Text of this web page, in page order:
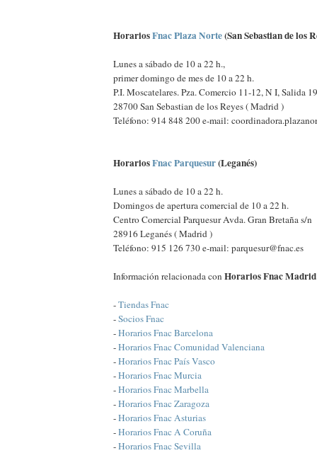
HorariosFnac Plaza Norte(San Sebastian de los
Lunes a sábado de 10 a 22 h.,
primer domingo de mes de 10 a 22 h.
P.I. Moscatelares. Pza. Comercio 11-12, N I, Salida 19
28700 San Sebastian de los Reyes ( Madrid )
Teléfono: 914 848 200 e-mail:
HorariosFnac Parquesur(Leganés)
Lunes a sábado de 10 a 22 h.
Domingos de apertura comercial de 10 a 22 h.
Centro Comercial Parquesur Avda. Gran Bretaña s/n
28916 Leganés ( Madrid )
Teléfono: 915 126 730 e-mail: parquesur@fnac.es
Información relacionada con Horarios Fnac
-Tiendas Fnac
-Socios Fnac
-Horarios Fnac Barcelona
-Horarios Fnac Comunidad Valenciana
-Horarios Fnac País Vasco
-Horarios Fnac Murcia
-Horarios Fnac Marbella
-Horarios Fnac Zaragoza
-Horarios Fnac Asturias
-Horarios Fnac A Coruña
-Horarios Fnac Sevilla